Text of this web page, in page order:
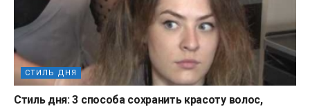
СТИЛЬ ДНЯ
Стиль дня: 3 способа сохранить красоту волос,